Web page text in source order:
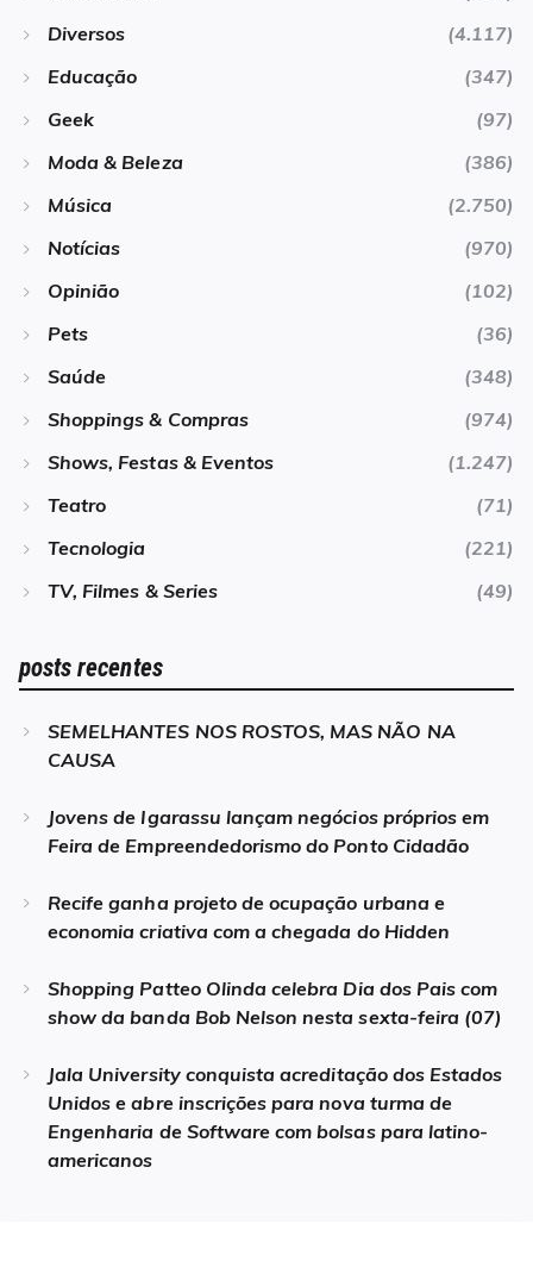
Diversos
(4.117)
Educação
(347)
Geek
(97)
Moda & Beleza
(386)
Música
(2.750)
Notícias
(970)
Opinião
(102)
Pets
(36)
Saúde
(348)
Shoppings & Compras
(974)
Shows, Festas & Eventos
(1.247)
Teatro
(71)
Tecnologia
(221)
TV, Filmes & Series
(49)
posts recentes
SEMELHANTES NOS ROSTOS, MAS NÃO NA
CAUSA
Jovens de Igarassu lançam negócios próprios em
Feira de Empreendedorismo do Ponto Cidadão
Recife ganha projeto de ocupação urbana e
economia criativa com a chegada do Hidden
Shopping Patteo Olinda celebra Dia dos Pais com
show da banda Bob Nelson nesta sexta-feira (07)
Jala University conquista acreditação dos Estados
Unidos e abre inscrições para nova turma de
Engenharia de Software com bolsas para latino-
americanos